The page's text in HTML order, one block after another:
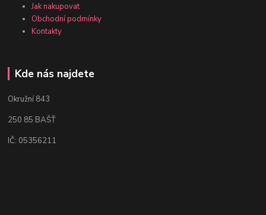
Jak nakupovat
Obchodní podmínky
Kontakty
Kde nás najdete
Okružní 843
250 85 BAŠŤ
IČ: 05356211